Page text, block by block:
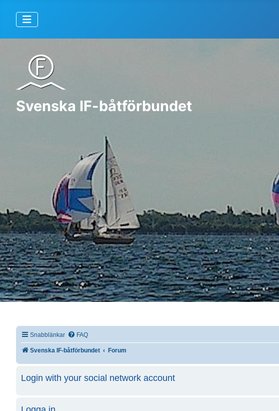
Svenska IF-båtförbundet
Snabblänkar FAQ
Svenska IF-båtförbundet Forum
Login with your social network account